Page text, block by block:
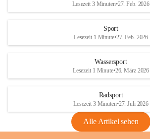
Maßnahmen zur Bekämpfung
Rebe und der Amerikanischen
Anhang VBl. EU Nr. 18
1 Seite•1,4 MB
VBl. EU Nr. 18_2026
Lesezeit 3 Minuten•27. Feb. 2026
Sport
Lesezeit 1 Minute•27. Feb. 2026
Wassersport
Lesezeit 1 Minute•26. März 2026
Radsport
Lesezeit 3 Minuten•27. Juli 2026
Alle Artikel sehen